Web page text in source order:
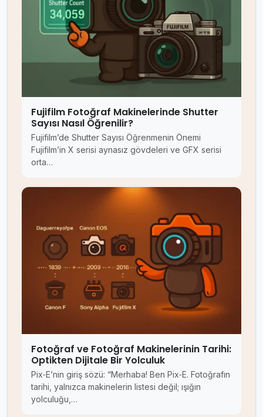
Fujifilm Fotoğraf Makinelerinde Shutter
Sayısı Nasıl Öğrenilir?
Fujifilm’de Shutter Sayısı Öğrenmenin Önemi
Fujifilm’in X serisi aynasız gövdeleri ve GFX serisi
orta…
Fotoğraf ve Fotoğraf Makinelerinin Tarihi:
Optikten Dijitale Bir Yolculuk
Pix‑E’nin giriş sözü: “Merhaba! Ben Pix‑E. Fotoğrafın
tarihi, yalnızca makinelerin listesi değil; ışığın
yolculuğu,…